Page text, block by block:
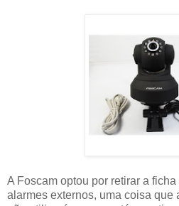
A Foscam optou por retirar a
alarmes externos, uma coisa que